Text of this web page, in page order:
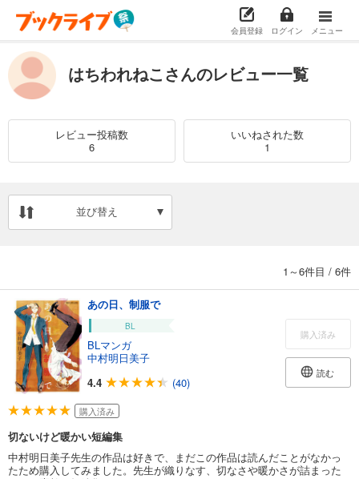
会員登録 ログイン メニュー
はちわれねこさんのレビュー一覧
レビュー投稿数
6
いいねされた数
1
並び替え
1～6件目 / 6件
あの日、制服で
BL
BLマンガ
中村明日美子
4.4
(40)
購入済み
読む
購入済み
切ないけど暖かい短編集
中村明日美子先生の作品は好きで、まだこの作品は読んだことがなかっ
たため購入してみました。先生が織りなす、切なさや暖かさが詰まった